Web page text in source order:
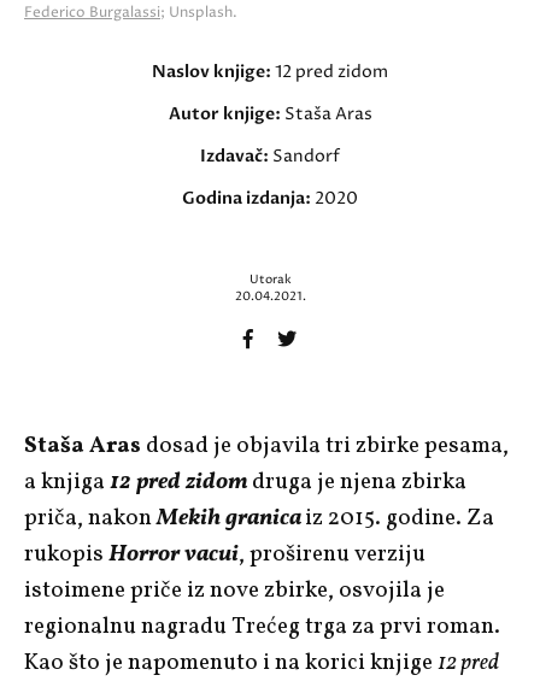
Federico Burgalassi; Unsplash.
Naslov knjige: 12 pred zidom
Autor knjige: Staša Aras
Izdavač: Sandorf
Godina izdanja: 2020
Utorak
20.04.2021.
Staša Aras dosad je objavila tri zbirke pesama,
a knjiga12 pred zidomdruga je njena zbirka
priča, nakonMekih granicaiz 2015. godine. Za
rukopisHorror vacui, proširenu verziju
istoimene priče iz nove zbirke, osvojila je
regionalnu nagradu Trećeg trga za prvi roman.
Kao što je napomenuto i na korici knjige12 pred